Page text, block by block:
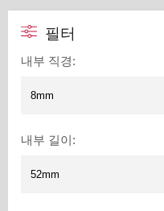
필터
내부 직경:
내부 길이: